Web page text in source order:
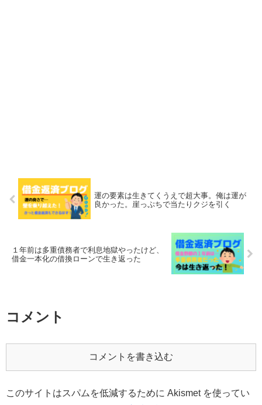
運の要素は生きてくうえで超大事。俺は運が
良かった。崖っぷちで当たりクジを引く
１年前は多重債務者で利息地獄やったけど、
借金一本化の借換ローンで生き返った
コメント
コメントを書き込む
このサイトはスパムを低減するために Akismet を使ってい